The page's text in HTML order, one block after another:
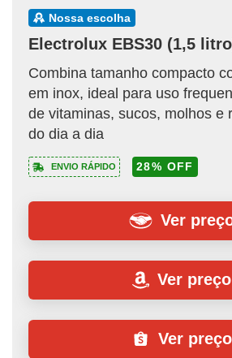
nossa escolha
Electrolux EBS30 (1,5
Combina tamanho compacto
em inox, ideal para uso
de vitaminas, sucos, molhos e
do dia a dia
ENVIO RÁPIDO 28% OFF
Ver preço
Ver
Ver preço